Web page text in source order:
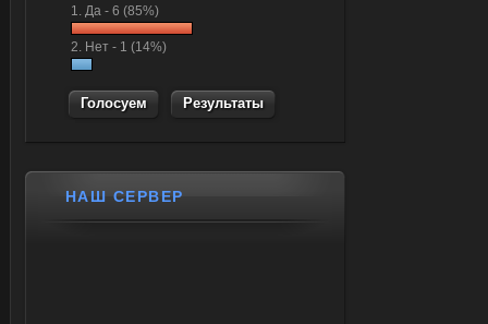
1. Да - 6 (85%)
2. Нет - 1 (14%)
Результаты
НАШ СЕРВЕР